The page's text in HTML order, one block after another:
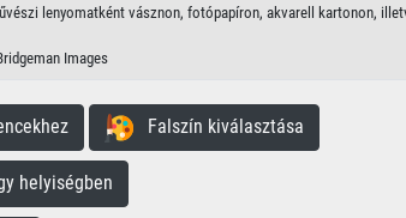
lenyomatként vásznon, fotópapíron, akvarell kartonon,
Images
Falszín kiválasztása
helyiségben